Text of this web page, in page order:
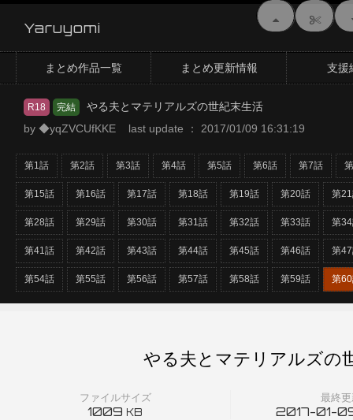
Yaruyomi
まとめ作品一覧 まとめ更新情報 支援
R18 完結
やる夫とマテリアルズの世紀末生活
by ◆yqZVCUfKKE last update ： 2017/01/09 16:31:19
第1話 第2話 第3話 第4話 第5話 第6話 第7話
第15話 第16話 第17話 第18話 第19話 第20話 第
第28話 第29話 第30話 第31話 第32話 第33話 第
第41話 第42話 第43話 第44話 第45話 第46話 第
第54話 第55話 第56話 第57話 第58話 第59話 第
ファイルサイズ
1009 KB
最終
2017-01-
やる夫とマテリアルズの